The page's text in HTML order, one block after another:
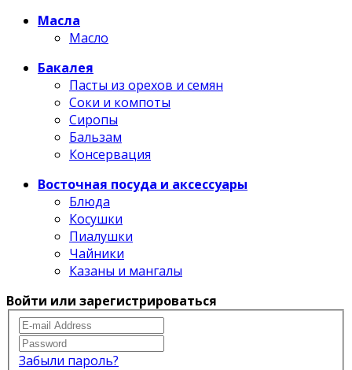
Масла
Масло
Бакалея
Пасты из орехов и семян
Соки и компоты
Сиропы
Бальзам
Консервация
Восточная посуда и аксессуары
Блюда
Косушки
Пиалушки
Чайники
Казаны и мангалы
Войти или зарегистрироваться
Забыли пароль?